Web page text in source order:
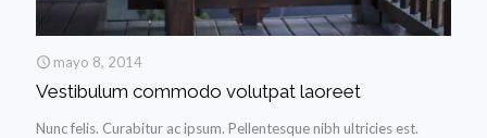
mayo 8, 2014
Vestibulum commodo volutpat laoreet
Nunc felis. Curabitur ac ipsum. Pellentesque nibh ultricies est.